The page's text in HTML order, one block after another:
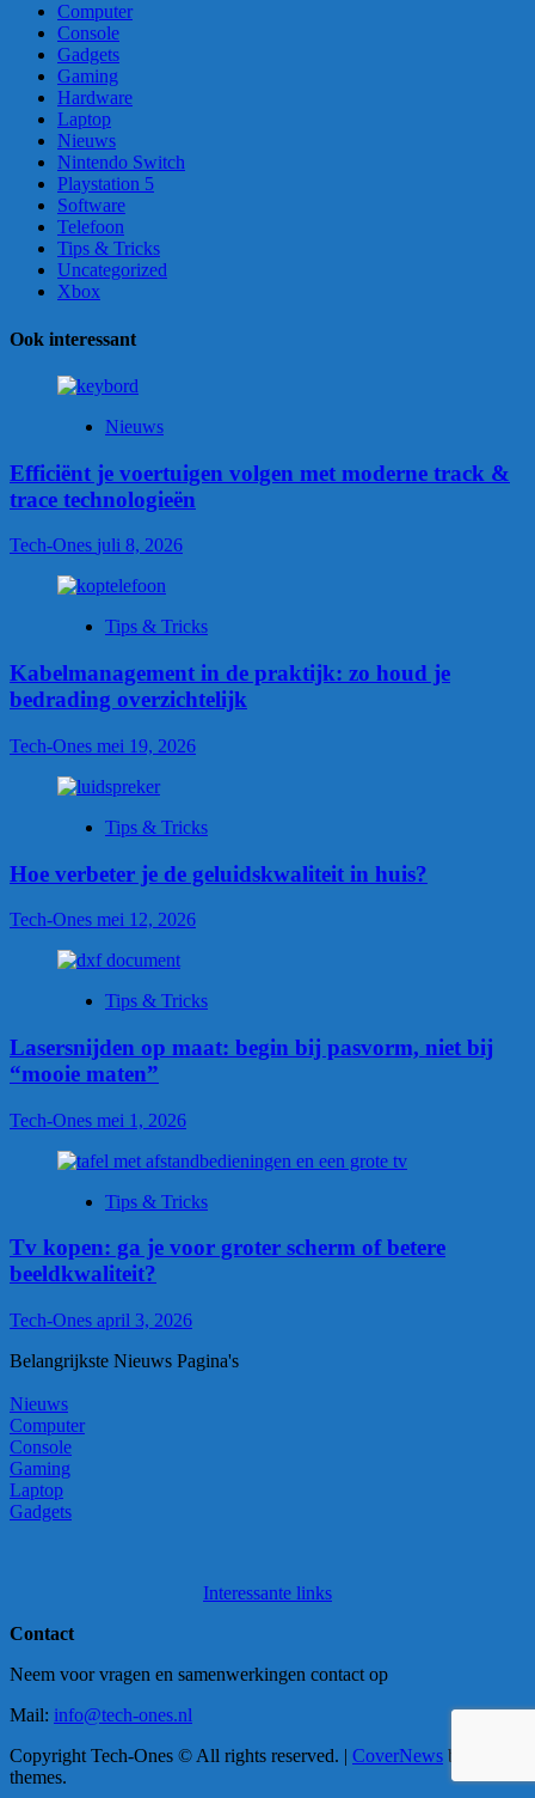
Computer
Console
Gadgets
Gaming
Hardware
Laptop
Nieuws
Nintendo Switch
Playstation 5
Software
Telefoon
Tips & Tricks
Uncategorized
Xbox
Ook interessant
Nieuws
Efficiënt je voertuigen volgen met moderne track &
trace technologieën
Tech-Ones juli 8, 2026
Tips & Tricks
Kabelmanagement in de praktijk: zo houd je
bedrading overzichtelijk
Tech-Ones mei 19, 2026
Tips & Tricks
Hoe verbeter je de geluidskwaliteit in huis?
Tech-Ones mei 12, 2026
Tips & Tricks
Lasersnijden op maat: begin bij pasvorm, niet bij
“mooie maten”
Tech-Ones mei 1, 2026
Tips & Tricks
Tv kopen: ga je voor groter scherm of betere
beeldkwaliteit?
Tech-Ones april 3, 2026
Belangrijkste Nieuws Pagina's
Nieuws
Computer
Console
Gaming
Laptop
Gadgets
Interessante links
Contact
Neem voor vragen en samenwerkingen contact op
Mail: info@tech-ones.nl
Copyright Tech-Ones © All rights reserved. | CoverNews by AF
themes.